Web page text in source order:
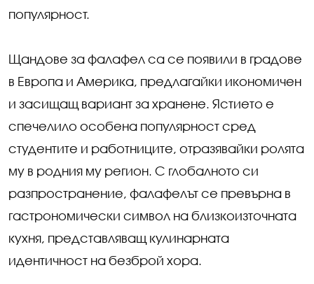
популярност.
Щандове за фалафел са се появили в градове
в Европа и Америка, предлагайки икономичен
и засищащ вариант за хранене. Ястието е
спечелило особена популярност сред
студентите и работниците, отразявайки ролята
му в родния му регион. С глобалното си
разпространение, фалафелът се превърна в
гастрономически символ на близкоизточната
кухня, представляващ кулинарната
идентичност на безброй хора.